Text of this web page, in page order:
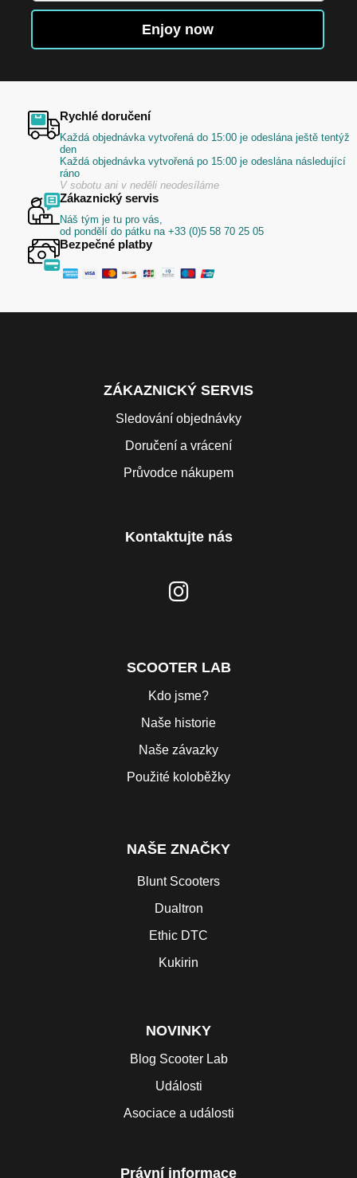
k
zpravodaje:
Enjoy now
Rychlé doručení
Každá objednávka vytvořená do 15:00 je odeslána ještě tentýž
den
Každá objednávka vytvořená po 15:00 je odeslána následující
ráno
V sobotu ani v neděli neodesíláme
Zákaznický servis
Náš tým je tu pro vás,
od pondělí do pátku na +33 (0)5 58 70 25 05
Bezpečné platby
ZÁKAZNICKÝ SERVIS
Sledování objednávky
Doručení a vrácení
Průvodce nákupem
Kontaktujte nás
SCOOTER LAB
Kdo jsme?
Naše historie
Naše závazky
Použité koloběžky
NAŠE ZNAČKY
Blunt Scooters
Dualtron
Ethic DTC
Kukirin
NOVINKY
Blog Scooter Lab
Události
Asociace a události
Právní informace